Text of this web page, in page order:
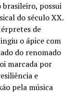
brasileiro, possui
do século XX.
de
o ápice com
do renomado
marcada por
e
pela música